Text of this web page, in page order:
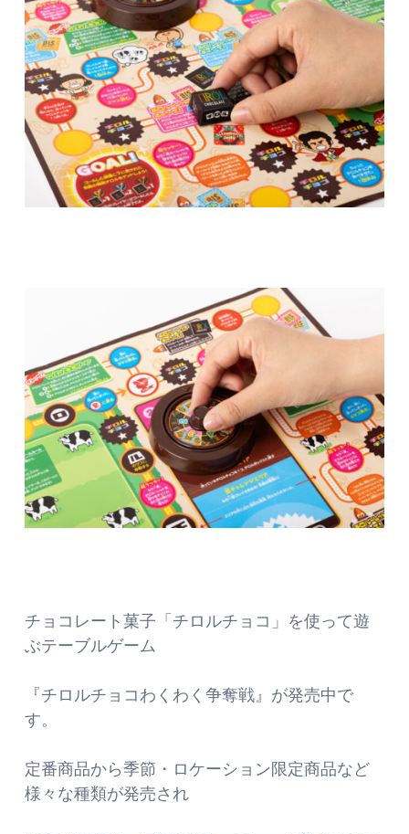
チョコレート菓子「チロルチョコ」を使って遊
ぶテーブルゲーム
『チロルチョコわくわく争奪戦』が発売中で
す。
定番商品から季節・ロケーション限定商品など
様々な種類が発売され